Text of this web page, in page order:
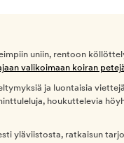
uniin, rentoon
valikoimaan koiran
ja luontaisia
houkuttelevia
yläviistosta, ratkaisun